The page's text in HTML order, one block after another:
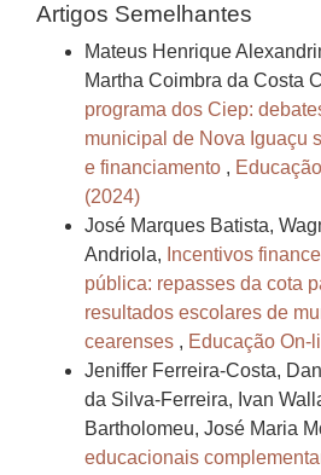
Artigos Semelhantes
Mateus Henrique
Martha Coimbra da Costa
programa dos Ciep:
municipal de Nova Iguaçu
e financiamento ,
(2024)
José Marques Batista,
Andriola, Incentivos
pública: repasses da cota
resultados escolares de
cearenses , Educação On-
Jeniffer Ferreira-Costa,
da Silva-Ferreira, Ivan
Bartholomeu, José Maria
educacionais